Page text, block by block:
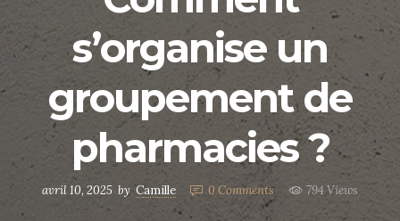
s’organise un
groupement de
pharmacies ?
avril 10, 2025 by Camille 0 Comments 794 Views